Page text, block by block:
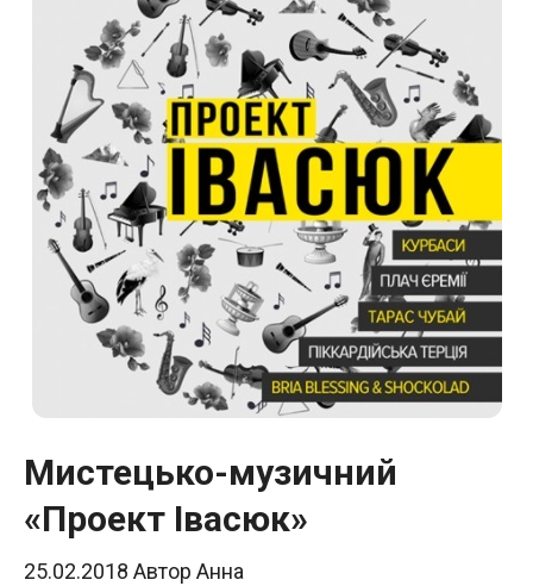
Мистецько-музичний
«Проект Івасюк»
25.02.2018 Автор Анна